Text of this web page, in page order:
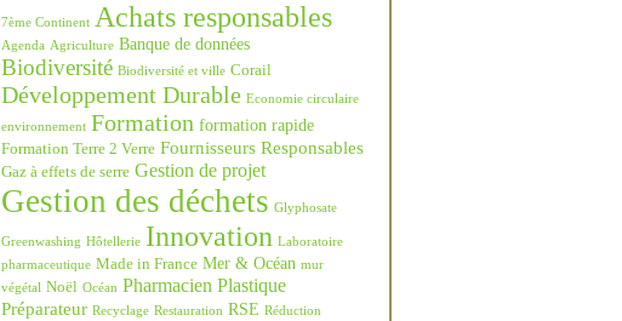
7ème Continent Achats responsables
Agenda Agriculture Banque de données
Biodiversité Biodiversité et ville Corail
Développement Durable Economie circulaire
environnement Formation formation rapide
Formation Terre 2 Verre Fournisseurs Responsables
Gaz à effets de serre Gestion de projet
Gestion des déchets Glyphosate
Greenwashing Hôtellerie Innovation Laboratoire
pharmaceutique Made in France Mer & Océan mur
végétal Noël Océan Pharmacien Plastique
Préparateur Recyclage Restauration RSE Réduction